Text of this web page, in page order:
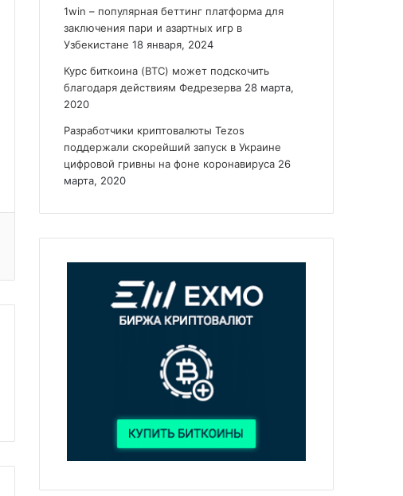
1win – популярная беттинг платформа для
заключения пари и азартных игр в
Узбекистане 18 января, 2024
Курс биткоина (BTC) может подскочить
благодаря действиям Федрезерва 28 марта,
2020
Разработчики криптовалюты Tezos
поддержали скорейший запуск в Украине
цифровой гривны на фоне коронавируса 26
марта, 2020